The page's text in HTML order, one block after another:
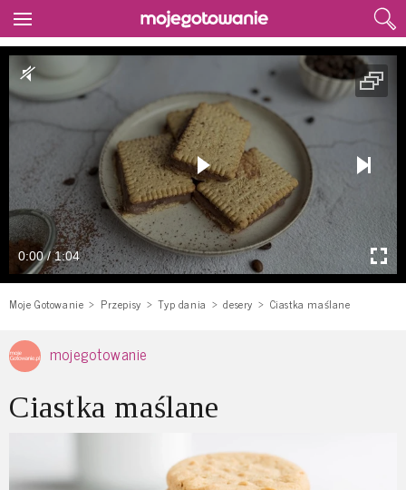
0:00 / 1:04
Moje Gotowanie Przepisy Typ dania desery Ciastka maślane
mojegotowanie
Ciastka maślane